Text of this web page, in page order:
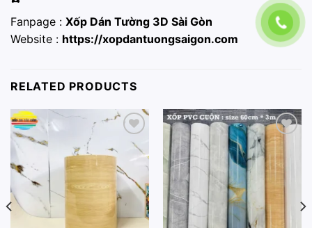
Fanpage : Xốp Dán Tường 3D Sài Gòn
Website : https://xopdantuongsaigon.com
RELATED PRODUCTS
Add to
wishlist
Add to
wishlist